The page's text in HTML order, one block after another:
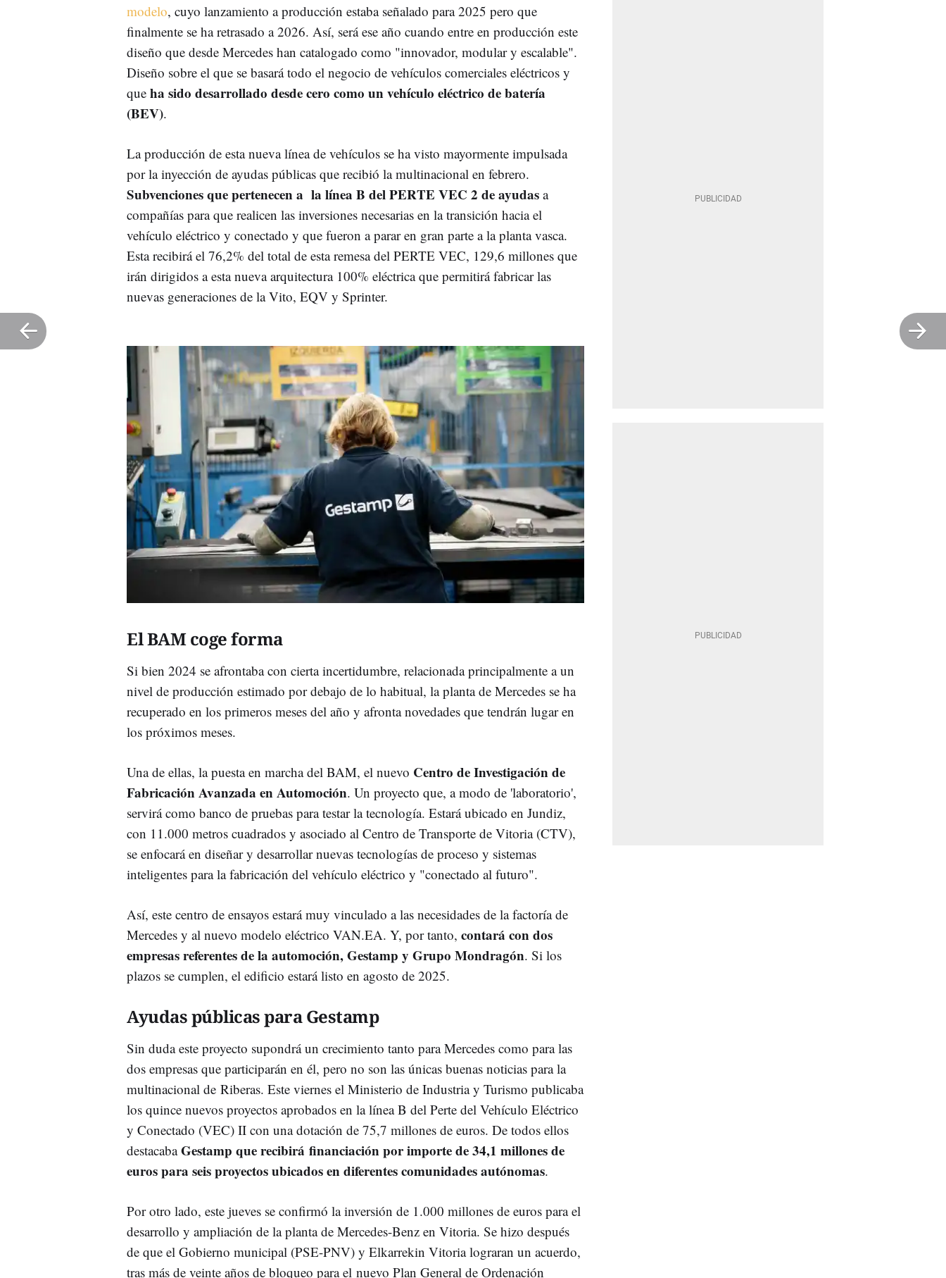
modelo, cuyo lanzamiento a producción estaba señalado para 2025 pero que
finalmente se ha retrasado a 2026. Así, será ese año cuando entre en producción este
diseño que desde Mercedes han catalogado como "innovador, modular y escalable".
Diseño sobre el que se basará todo el negocio de vehículos comerciales eléctricos y
que ha sido desarrollado desde cero como un vehículo eléctrico de batería
(BEV).
La producción de esta nueva línea de vehículos se ha visto mayormente impulsada
por la inyección de ayudas públicas que recibió la multinacional en febrero.
Subvenciones que pertenecen a la línea B del PERTE VEC 2 de ayudas a
compañías para que realicen las inversiones necesarias en la transición hacia el
vehículo eléctrico y conectado y que fueron a parar en gran parte a la planta vasca.
Esta recibirá el 76,2% del total de esta remesa del PERTE VEC, 129,6 millones que
irán dirigidos a esta nueva arquitectura 100% eléctrica que permitirá fabricar las
nuevas generaciones de la Vito, EQV y Sprinter.
El BAM coge forma
Si bien 2024 se afrontaba con cierta incertidumbre, relacionada principalmente a un
nivel de producción estimado por debajo de lo habitual, la planta de Mercedes se ha
recuperado en los primeros meses del año y afronta novedades que tendrán lugar en
los próximos meses.
Una de ellas, la puesta en marcha del BAM, el nuevo Centro de Investigación de
Fabricación Avanzada en Automoción. Un proyecto que, a modo de 'laboratorio',
servirá como banco de pruebas para testar la tecnología. Estará ubicado en Jundiz,
con 11.000 metros cuadrados y asociado al Centro de Transporte de Vitoria (CTV),
se enfocará en diseñar y desarrollar nuevas tecnologías de proceso y sistemas
inteligentes para la fabricación del vehículo eléctrico y "conectado al futuro".
Así, este centro de ensayos estará muy vinculado a las necesidades de la factoría de
Mercedes y al nuevo modelo eléctrico VAN.EA. Y, por tanto, contará con dos
empresas referentes de la automoción, Gestamp y Grupo Mondragón. Si los
plazos se cumplen, el edificio estará listo en agosto de 2025.
Ayudas públicas para Gestamp
Sin duda este proyecto supondrá un crecimiento tanto para Mercedes como para las
dos empresas que participarán en él, pero no son las únicas buenas noticias para la
multinacional de Riberas. Este viernes el Ministerio de Industria y Turismo publicaba
los quince nuevos proyectos aprobados en la línea B del Perte del Vehículo Eléctrico
y Conectado (VEC) II con una dotación de 75,7 millones de euros. De todos ellos
destacabaGestamp que recibirá financiación por importe de 34,1 millones de
euros para seis proyectos ubicados en diferentes comunidades autónomas.
Por otro lado, este jueves se confirmó la inversión de 1.000 millones de euros para el
desarrollo y ampliación de la planta de Mercedes-Benz en Vitoria. Se hizo después
de que el Gobierno municipal (PSE-PNV) y Elkarrekin Vitoria lograran un acuerdo,
tras más de veinte años de bloqueo para el nuevo Plan General de Ordenación